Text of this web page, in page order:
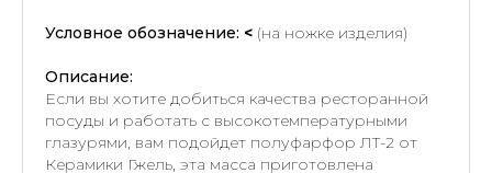
Условное обозначение: < (на ножке изделия)
Описание:
Если вы хотите добиться качества ресторанной
посуды и работать с высокотемпературными
глазурями, вам подойдет полуфарфор ЛТ-2 от
Керамики Гжель, эта масса приготовлена